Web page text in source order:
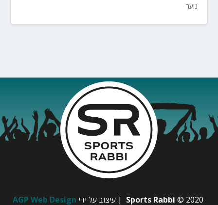
נוער
Sports Rabbi © 2020 | עיצוב על ידי AGP Web Design